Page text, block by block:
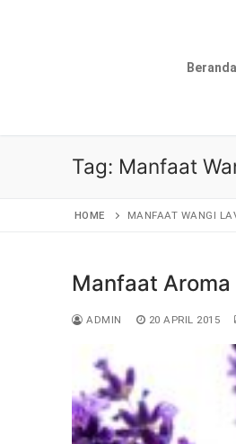
Beranda
Tag: Manfaat
HOME MANFAAT WANGI
Manfaat
ADMIN 20 APRIL 2015